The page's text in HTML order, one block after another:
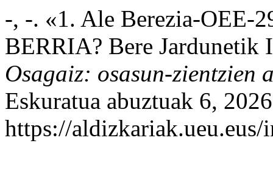
-, -. «1. Ale Berezia-OEE-
BERRIA? Bere Jardunetik
Osagaiz: osasun-zientzien
Eskuratua abuztuak 6,
https://